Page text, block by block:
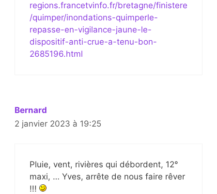
regions.francetvinfo.fr/bretagne/finistere
/quimper/inondations-quimperle-
repasse-en-vigilance-jaune-le-
dispositif-anti-crue-a-tenu-bon-
2685196.html
Bernard
2 janvier 2023 à 19:25
Pluie, vent, rivières qui débordent, 12°
maxi, … Yves, arrête de nous faire rêver
!!!